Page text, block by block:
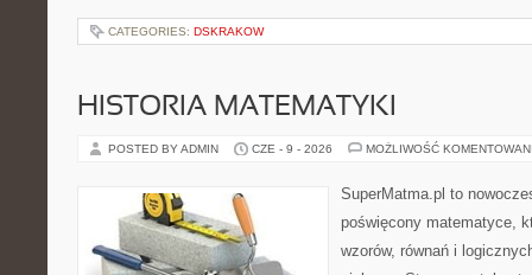
CATEGORIES: DSKRAKOW
HISTORIA MATEMATYKI
POSTED BY ADMIN CZE - 9 - 2026 MOŻLIWOŚĆ
SuperMatma.pl to
poświęcony matematyce,
wzorów, równań i